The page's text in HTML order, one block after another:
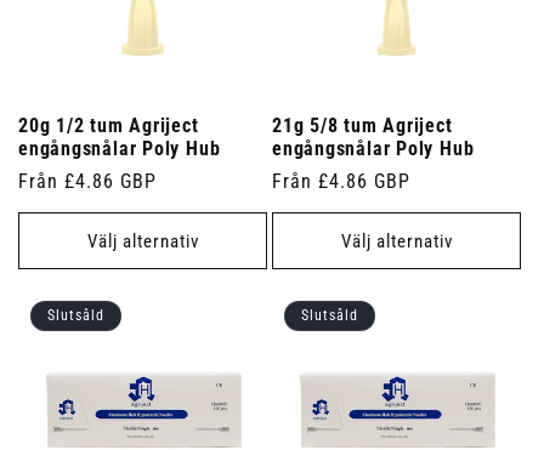
20g 1/2 tum Agriject
engångsnålar Poly Hub
Ordinarie
pris
Från £4.86 GBP
Välj alternativ
21g 5/8 tum Agriject
engångsnålar Poly Hub
Ordinarie
pris
Från £4.86 GBP
Välj alternativ
Slutsåld Slutsåld